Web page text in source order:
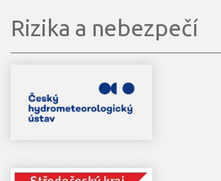
Rizika a nebezpečí